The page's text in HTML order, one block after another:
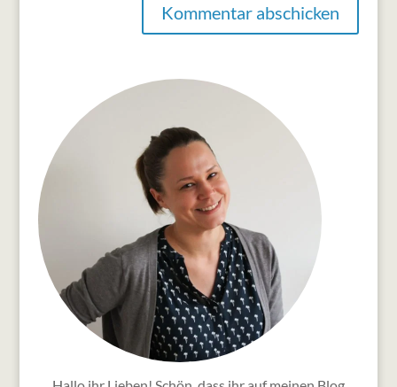
Kommentar abschicken